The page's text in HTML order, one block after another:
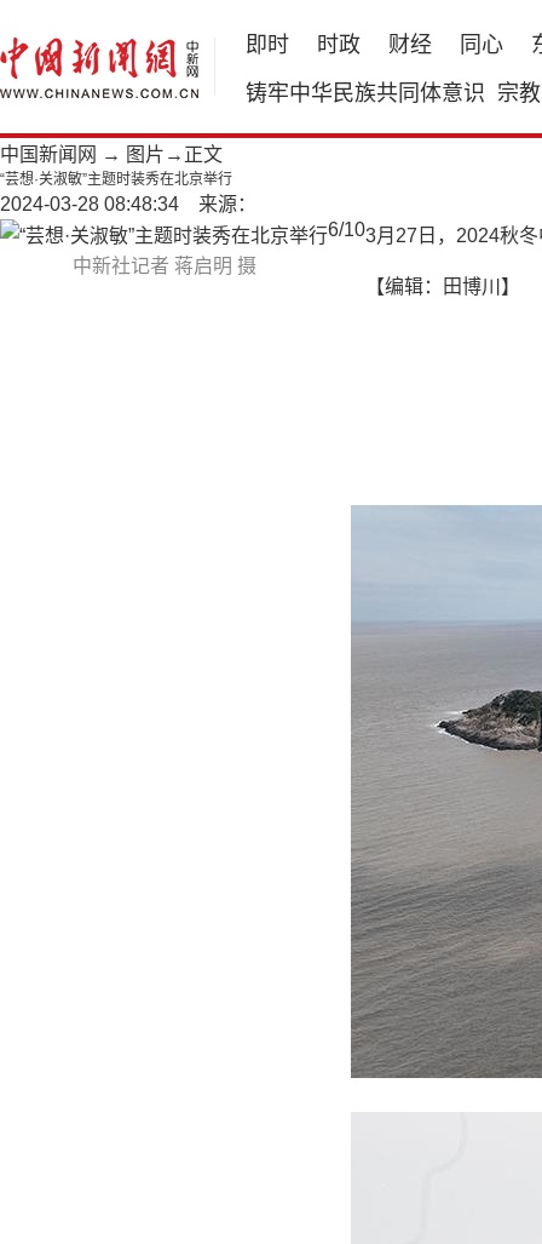
即时 时政 财经 同心
铸牢中华民族共同体意识 宗教
中国新闻网 → 图片 →正文
“芸想·关淑敏”主题时装秀在北京举行
2024-03-28 08:48:34 来源：
中新社记者 蒋启明 摄
6/103月27日，2024秋冬
【编辑：田博川】